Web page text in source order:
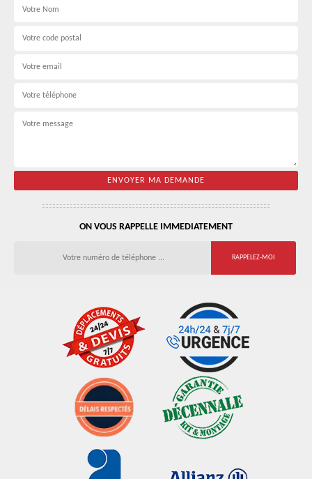
ON VOUS RAPPELLE IMMEDIATEMENT